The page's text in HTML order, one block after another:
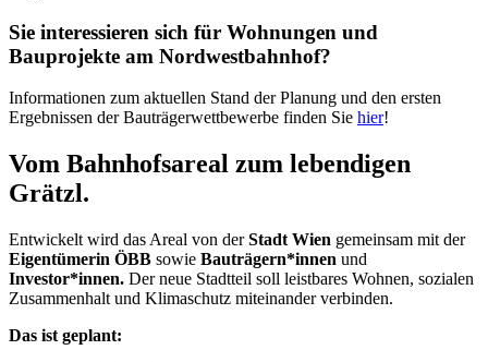
Sie interessieren sich für Wohnungen und
Bauprojekte am Nordwestbahnhof?
Informationen zum aktuellen Stand der Planung und den ersten
Ergebnissen der Bauträgerwettbewerbe finden Sie hier!
Vom Bahnhofsareal zum lebendigen
Grätzl.
Entwickelt wird das Areal von derStadt Wien gemeinsam mit der
Eigentümerin ÖBB sowie Bauträgern*innen und
Investor*innen. Der neue Stadtteil soll leistbares Wohnen, sozialen
Zusammenhalt und Klimaschutz miteinander verbinden.
Das ist geplant: